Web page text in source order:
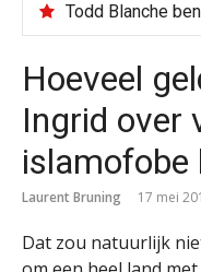
Hoeveel
Ingrid over
islamofobe
Laurent Bruning 17 mei
Dat zou natuurlijk